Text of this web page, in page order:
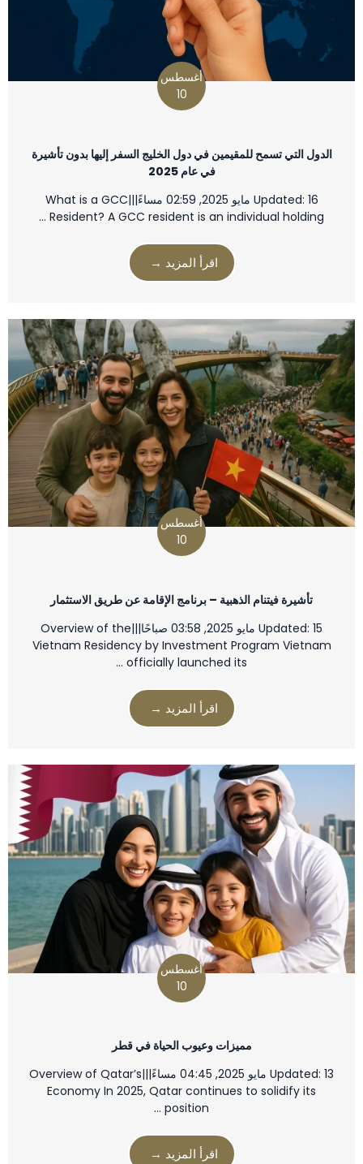
أغسطس
10
الدول التي تسمح للمقيمين في دول الخليج السفر إليها بدون تأشيرة
في عام 2025
Updated: 16 مايو 2025, 02:59 مساءً|||What is a GCC
Resident? A GCC resident is an individual holding …
اقرأ المزيد →
أغسطس
10
تأشيرة فيتنام الذهبية – برنامج الإقامة عن طريق الاستثمار
Updated: 15 مايو 2025, 03:58 صباحًا|||Overview of the
Vietnam Residency by Investment Program Vietnam
officially launched its …
اقرأ المزيد →
أغسطس
10
مميزات وعيوب الحياة في قطر
Updated: 13 مايو 2025, 04:45 مساءً|||Overview of Qatar’s
Economy In 2025, Qatar continues to solidify its
position …
اقرأ المزيد →